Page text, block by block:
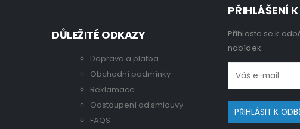
DŮLEŽITÉ ODKAZY
Doprava a platba
Obchodní podmínky
Reklamace
Odstoupení od smlouvy
FAQS
PŘIHLÁŠENÍ
Přihlaste se k
nabídek.